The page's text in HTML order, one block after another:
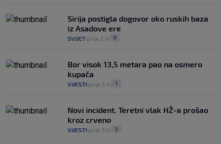
Sirija postigla dogovor oko ruskih baza
iz Asadove ere
SVIJET prije 2 h 0
Bor visok 13,5 metara pao na osmero
kupača
VIJESTI prije 3 h 1
Novi incident. Teretni vlak HŽ-a prošao
kroz crveno
VIJESTI prije 3 h 3